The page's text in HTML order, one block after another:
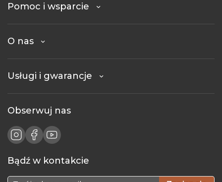
Pomoc i wsparcie
O nas
Usługi i gwarancje
Obserwuj nas
Bądź w kontakcie